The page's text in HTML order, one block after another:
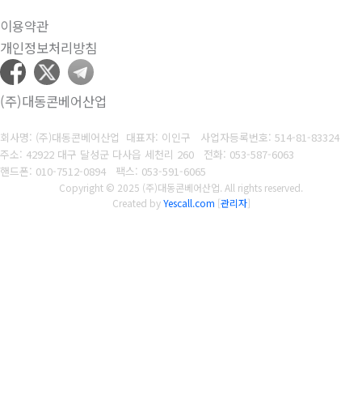
이용약관
개인정보처리방침
(주)대동콘베어산업
회사명: (주)대동콘베어산업 대표자: 이인구 사업자등록번호: 514-81-83324
주소: 42922 대구 달성군 다사읍 세천리 260 전화: 053-587-6063
핸드폰: 010-7512-0894
팩스: 053-591-6065
Copyright © 2025 (주)대동콘베어산업. All rights reserved.
Created byYescall.com [관리자]